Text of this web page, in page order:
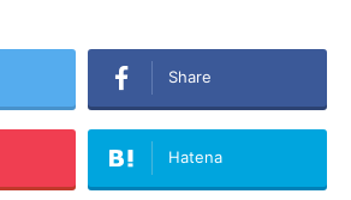
Share
Hatena